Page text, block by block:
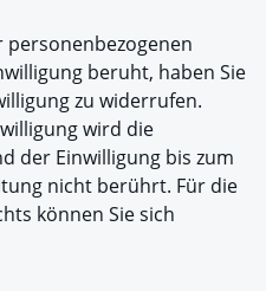
beruht, haben Sie
zu widerrufen.
wird die
der Einwilligung bis zum
nicht berührt. Für die
können Sie sich